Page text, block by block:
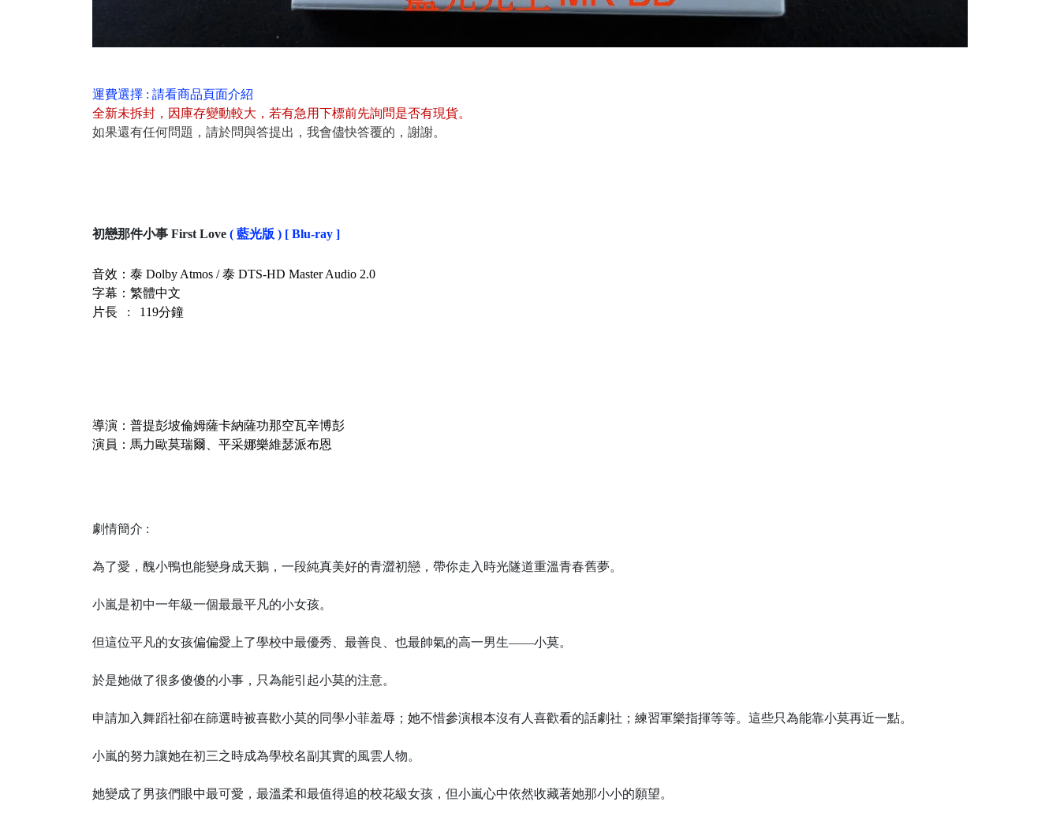
運費選擇 : 請看商品頁面介紹
全新未拆封 ， 因庫存變動較大，若有急用下標前先詢問是否有現貨。
如果還有任何問題，請於問與答提出，我會儘快答覆的，謝謝。
初戀那件小事 First Love ( 藍光版 ) [ Blu-ray ]
音效：泰 Dolby Atmos / 泰 DTS-HD Master Audio 2.0
字幕： 繁體中文
片長 : 119分鐘
導演：普提彭坡倫姆薩卡納薩功那空瓦辛博彭
演員：馬力歐莫瑞爾、平采娜樂維瑟派布恩
劇情簡介 :
為了愛，醜小鴨也能變身成天鵝，一段純真美好的青澀初戀，帶你走入時光隧道重溫青春舊夢。
小嵐是初中一年級一個最最平凡的小女孩。
但這位平凡的女孩偏偏愛上了學校中最優秀、最善良、也最帥氣的高一男生——小莫。
於是她做了很多傻傻的小事，只為能引起小莫的注意。
申請加入舞蹈社卻在篩選時被喜歡小莫的同學小菲羞辱；她不惜參演根本沒有人喜歡看的話劇社；練習軍樂指揮等等。這些只為能靠小莫再近一點。
小嵐的努力讓她在初三之時成為學校名副其實的風雲人物。
她變成了男孩們眼中最可愛，最溫柔和最值得追的校花級女孩，但小嵐心中依然收藏著她那小小的願望。